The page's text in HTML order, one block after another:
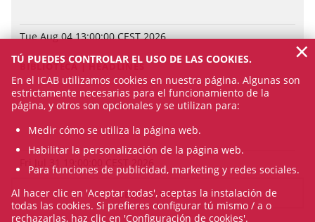
Tue Aug 04 13:00:00 CEST 2026
BIBLIOTECA | HEADLINES
Fri Jul 31 19:00:00 CEST 2026
SEE ALL NEWS
TÚ PUEDES CONTROLAR EL USO DE LAS COOKIES.
En el ICAB utilizamos cookies en nuestra página. Algunas son
estrictamente necesarias para el funcionamiento de la
página, y otros son opcionales y se utilizan para:
Medir cómo se utiliza la página web.
Habilitar la personalización de la página web.
Para funciones de publicidad, marketing y redes sociales.
Al hacer clic en 'Aceptar todas', aceptas la instalación de
todas las cookies. Si prefieres configurar tú mismo / a o
rechazarlas, haz clic en 'Configuración de cookies'.
×